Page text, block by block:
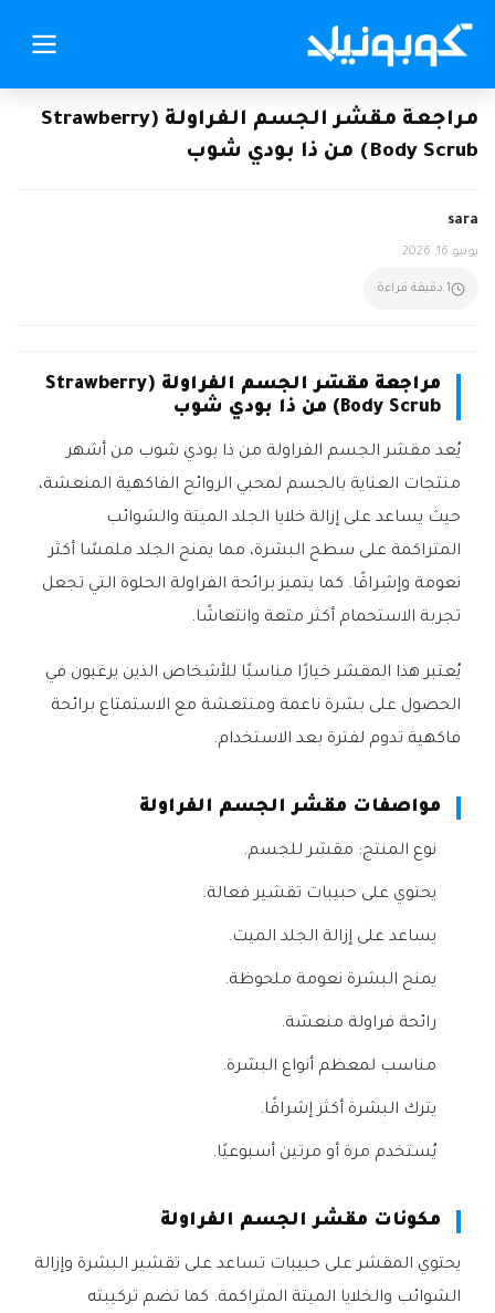
مراجعة مقشر الجسم الفراولة (Strawberry
Body Scrub) من ذا بودي شوب
sara
يونيو 16, 2026
1 دقيقة قراءة
مراجعة مقشر الجسم الفراولة (Strawberry
Body Scrub) من ذا بودي شوب
يُعد مقشر الجسم الفراولة من ذا بودي شوب من أشهر
منتجات العناية بالجسم لمحبي الروائح الفاكهية المنعشة،
حيث يساعد على إزالة خلايا الجلد الميتة والشوائب
المتراكمة على سطح البشرة، مما يمنح الجلد ملمسًا أكثر
نعومة وإشراقًا. كما يتميز برائحة الفراولة الحلوة التي تجعل
تجربة الاستحمام أكثر متعة وانتعاشًا.
يُعتبر هذا المقشر خيارًا مناسبًا للأشخاص الذين يرغبون في
الحصول على بشرة ناعمة ومنتعشة مع الاستمتاع برائحة
فاكهية تدوم لفترة بعد الاستخدام.
مواصفات مقشر الجسم الفراولة
نوع المنتج: مقشر للجسم.
يحتوي على حبيبات تقشير فعالة.
يساعد على إزالة الجلد الميت.
يمنح البشرة نعومة ملحوظة.
رائحة فراولة منعشة.
مناسب لمعظم أنواع البشرة.
يترك البشرة أكثر إشراقًا.
يُستخدم مرة أو مرتين أسبوعيًا.
مكونات مقشر الجسم الفراولة
يحتوي المقشر على حبيبات تساعد على تقشير البشرة وإزالة
الشوائب والخلايا الميتة المتراكمة. كما تضم تركيبته